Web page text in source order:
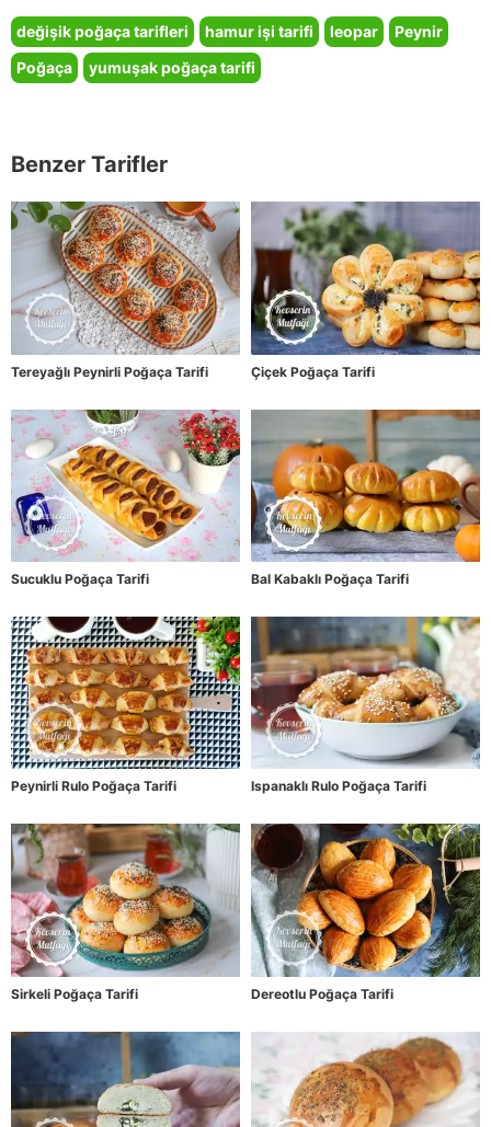
değişik poğaça tarifleri hamur işi tarifi leopar
Peynir
Poğaça
yumuşak poğaça tarifi
Benzer Tarifler
Tereyağlı Peynirli Poğaça Tarifi Çiçek Poğaça Tarifi
Sucuklu Poğaça Tarifi Bal Kabaklı Poğaça Tarifi
Peynirli Rulo Poğaça Tarifi Ispanaklı Rulo Poğaça Tarifi
Sirkeli Poğaça Tarifi Dereotlu Poğaça Tarifi